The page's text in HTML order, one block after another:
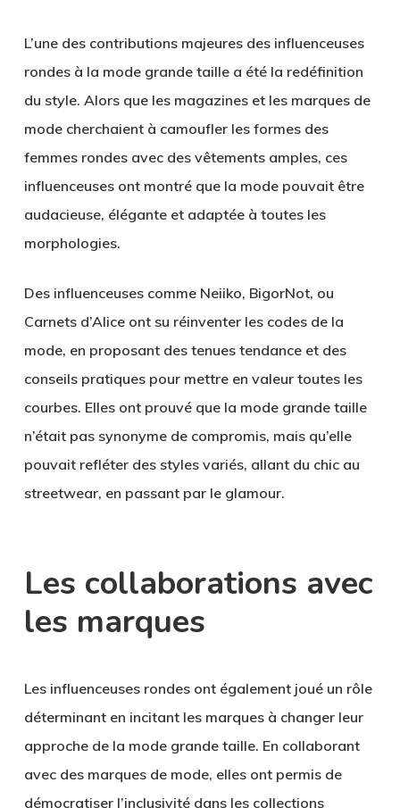
L’une des contributions majeures des influenceuses
rondes à la mode grande taille a été la redéfinition
du style. Alors que les magazines et les marques de
mode cherchaient à camoufler les formes des
femmes rondes avec des vêtements amples, ces
influenceuses ont montré que la mode pouvait être
audacieuse, élégante et adaptée à toutes les
morphologies.
Des influenceuses comme Neiiko, BigorNot, ou
Carnets d’Aliceont su réinventer les codes de la
mode, en proposant des tenues tendance et des
conseils pratiques pour mettre en valeur toutes les
courbes. Elles ont prouvé que la mode grande taille
n’était pas synonyme de compromis, mais qu’elle
pouvait refléter des styles variés, allant du chic au
streetwear, en passant par le glamour.
Les collaborations avec
les marques
Les influenceuses rondes ont également joué un rôle
déterminant en incitant les marques à changer leur
approche de la mode grande taille. En collaborant
avec des marques de mode, elles ont permis de
démocratiser l’inclusivité dans les collections